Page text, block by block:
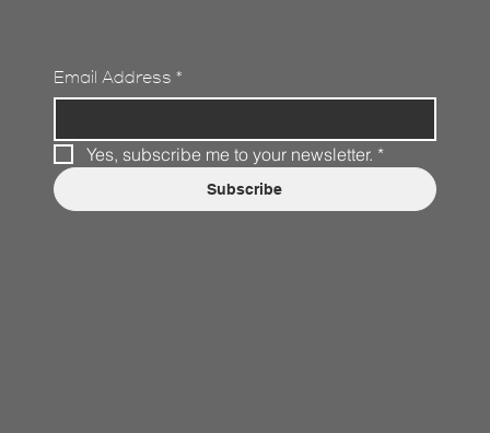
Email Address *
Yes, subscribe me to your newsletter. *
Subscribe